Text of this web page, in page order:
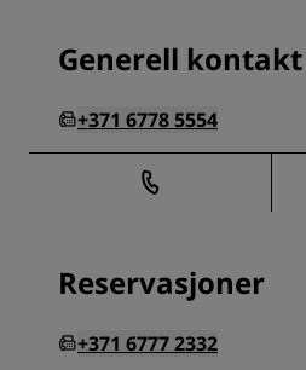
Generell kontakt
+371 6778 5554
Reservasjoner
+371 6777 2332